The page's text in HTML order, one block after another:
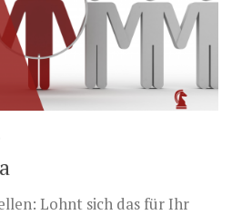
Lohnt sich das für Ihr